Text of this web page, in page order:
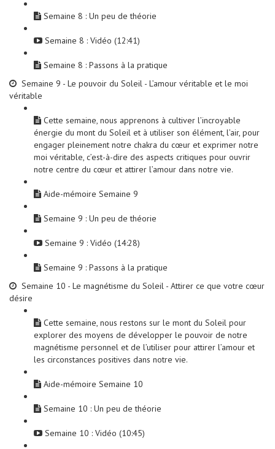
Semaine 8 : Un peu de théorie
Semaine 8 : Vidéo (12:41)
Semaine 8 : Passons à la pratique
Semaine 9 - Le pouvoir du Soleil - L’amour véritable et le moi
véritable
Cette semaine, nous apprenons à cultiver l’incroyable
énergie du mont du Soleil et à utiliser son élément, l’air, pour
engager pleinement notre chakra du cœur et exprimer notre
moi véritable, c’est-à-dire des aspects critiques pour ouvrir
notre centre du cœur et attirer l’amour dans notre vie.
Aide-mémoire Semaine 9
Semaine 9 : Un peu de théorie
Semaine 9 : Vidéo (14:28)
Semaine 9 : Passons à la pratique
Semaine 10 - Le magnétisme du Soleil - Attirer ce que votre cœur
désire
Cette semaine, nous restons sur le mont du Soleil pour
explorer des moyens de développer le pouvoir de notre
magnétisme personnel et de l’utiliser pour attirer l’amour et
les circonstances positives dans notre vie.
Aide-mémoire Semaine 10
Semaine 10 : Un peu de théorie
Semaine 10 : Vidéo (10:45)